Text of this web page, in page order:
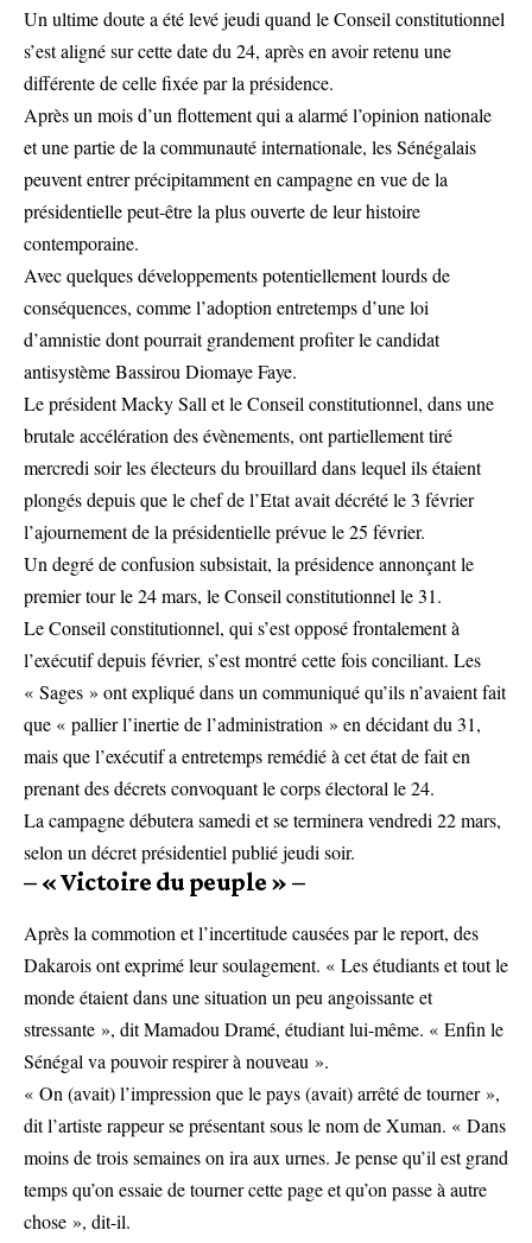
Un ultime doute a été levé jeudi quand le Conseil constitutionnel
s’est aligné sur cette date du 24, après en avoir retenu une
différente de celle fixée par la présidence.
Après un mois d’un flottement qui a alarmé l’opinion nationale
et une partie de la communauté internationale, les Sénégalais
peuvent entrer précipitamment en campagne en vue de la
présidentielle peut-être la plus ouverte de leur histoire
contemporaine.
Avec quelques développements potentiellement lourds de
conséquences, comme l’adoption entretemps d’une loi
d’amnistie dont pourrait grandement profiter le candidat
antisystème Bassirou Diomaye Faye.
Le président Macky Sall et le Conseil constitutionnel, dans une
brutale accélération des évènements, ont partiellement tiré
mercredi soir les électeurs du brouillard dans lequel ils étaient
plongés depuis que le chef de l’Etat avait décrété le 3 février
l’ajournement de la présidentielle prévue le 25 février.
Un degré de confusion subsistait, la présidence annonçant le
premier tour le 24 mars, le Conseil constitutionnel le 31.
Le Conseil constitutionnel, qui s’est opposé frontalement à
l’exécutif depuis février, s’est montré cette fois conciliant. Les
« Sages » ont expliqué dans un communiqué qu’ils n’avaient fait
que « pallier l’inertie de l’administration » en décidant du 31,
mais que l’exécutif a entretemps remédié à cet état de fait en
prenant des décrets convoquant le corps électoral le 24.
La campagne débutera samedi et se terminera vendredi 22 mars,
selon un décret présidentiel publié jeudi soir.
– « Victoire du peuple » –
Après la commotion et l’incertitude causées par le report, des
Dakarois ont exprimé leur soulagement. « Les étudiants et tout le
monde étaient dans une situation un peu angoissante et
stressante », dit Mamadou Dramé, étudiant lui-même. « Enfin le
Sénégal va pouvoir respirer à nouveau ».
« On (avait) l’impression que le pays (avait) arrêté de tourner »,
dit l’artiste rappeur se présentant sous le nom de Xuman. « Dans
moins de trois semaines on ira aux urnes. Je pense qu’il est grand
temps qu’on essaie de tourner cette page et qu’on passe à autre
chose », dit-il.